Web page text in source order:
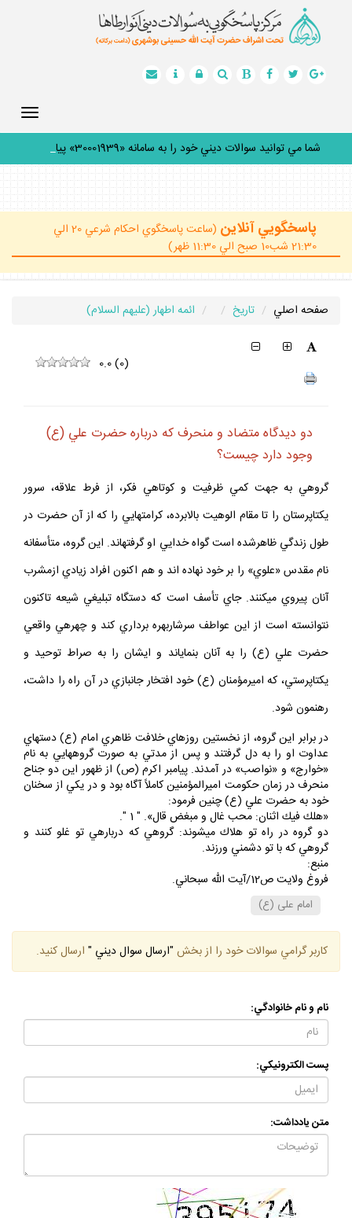
شما مي توانيد سوالات ديني خود را به سامانه «30001939» پيامك
پاسخگويي آنلاين
(ساعت پاسخگوي احكام شرعي 20 الي
21:30 شب10 صبح الي 11:30 ظهر)
صفحه اصلي تاريخ ائمه اطهار (عليهم السلام)
0.0(0)
دو ديدگاه متضاد و منحرف كه درباره حضرت علي (ع)
وجود دارد چيست؟
گروهي به جهت كمي ظرفيت و كوتاهي فكر، از فرط علاقه، سرور
يكتاپرستان را تا مقام الوهيت بالابرده، كرامت‏هايي را كه از آن حضرت در
طول زندگي ظاهرشده است گواه خدايي او گرفته‏اند. اين گروه، متأسفانه
نام مقدس «علوي» را بر خود نهاده اند و هم اكنون افراد زيادي ازمشرب
آنان پيروي مي‏كنند. جاي تأسف است كه دستگاه تبليغي شيعه تاكنون
نتوانسته است از اين عواطف سرشاربهره برداري كند و چهره‏ي واقعي
حضرت علي (ع) را به آنان بنماياند و ايشان را به صراط توحيد و
يكتاپرستي، كه اميرمؤمنان (ع) خود افتخار جانبازي در آن راه را داشت،
رهنمون شود.
در برابر اين گروه، از نخستين روزهاي خلافت ظاهري امام (ع) دسته‏اي
عداوت او را به دل گرفتند و پس از مدتي به صورت گروه‏هايي به نام
«خوارج» و «نواصب» در آمدند. پيامبر اكرم (ص) از ظهور اين دو جناح
منحرف در زمان حكومت اميرالمؤمنين كاملاً آگاه بود و در يكي از سخنان
خود به حضرت علي (ع) چنين فرمود:
«هلك فيك اثنان: محب غال و مبغض قال». " 1 ".
دو گروه در راه تو هلاك مي‏شوند: گروهي كه درباره‏ي تو غلو كنند و
گروهي كه با تو دشمني ورزند.
منبع:
فروغ ولايت ص12/آيت الله سبحاني.
امام على (ع)
كاربر گرامي سوالات خود را از بخش "ارسال سوال ديني " ارسال كنيد.
نام و نام خانوادگي:
پست الكترونيكي:
متن يادداشت: